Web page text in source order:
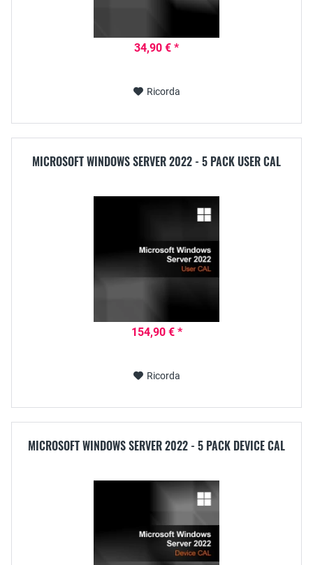
34,90 € *
Ricorda
MICROSOFT WINDOWS SERVER 2022 - 5 PACK USER CAL
154,90 € *
Ricorda
MICROSOFT WINDOWS SERVER 2022 - 5 PACK DEVICE CAL